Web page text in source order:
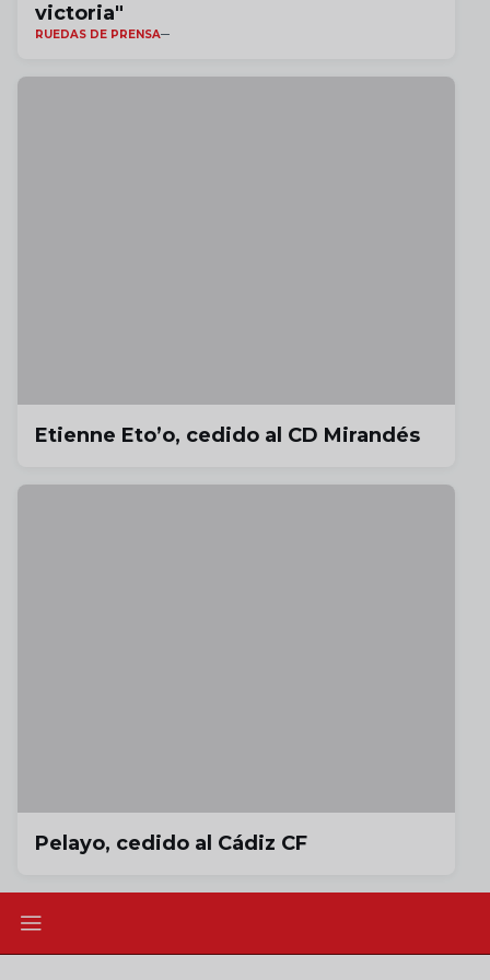
victoria"
RUEDAS DE PRENSA
Etienne Eto’o, cedido al CD Mirandés
Pelayo, cedido al Cádiz CF